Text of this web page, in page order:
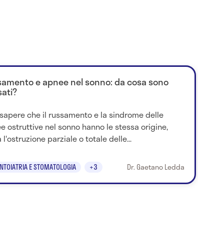
e apnee nel sonno: da cosa sono
che il russamento e la sindrome delle
ostruttive nel sonno hanno le stessa origine,
l'ostruzione parziale o totale delle...
E STOMATOLOGIA +3 Dr. Gaetano Ledda